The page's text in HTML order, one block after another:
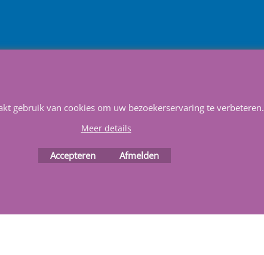
ShopFactory webwinkel
software.
gebruik van cookies om uw bezoekerservaring te verbeteren.
Meer details
Accepteren Afmelden